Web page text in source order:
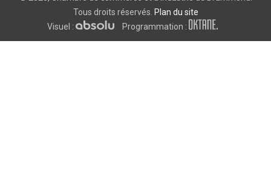
Tous droits réservés. Plan du site
Visuel :
Programmation :